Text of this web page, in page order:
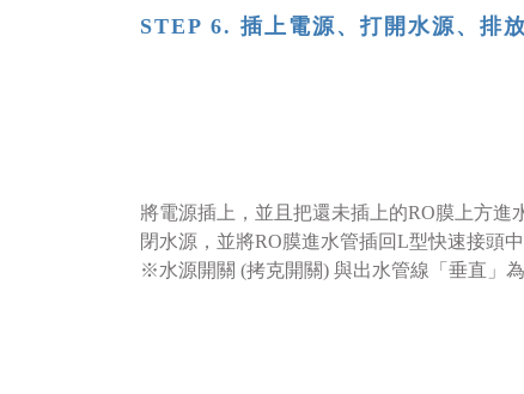
STEP 6. 插上電源、打開水源、排
將電源插上，並且把還未插上的RO膜上方
閉水源，並將RO膜進水管插回L型快速接頭
※水源開關 (拷克開關) 與出水管線「垂直」